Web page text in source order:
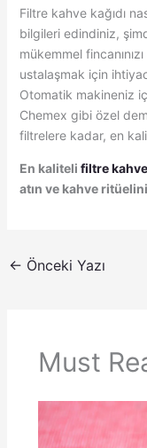
Filtre kahve kağıdı
bilgileri edindiniz,
mükemmel
ustalaşmak için
Otomatik makineniz
Chemex gibi özel
filtrelere kadar, en
En kaliteli filtre kahve
atın ve kahve
← Önceki Yazı
Must